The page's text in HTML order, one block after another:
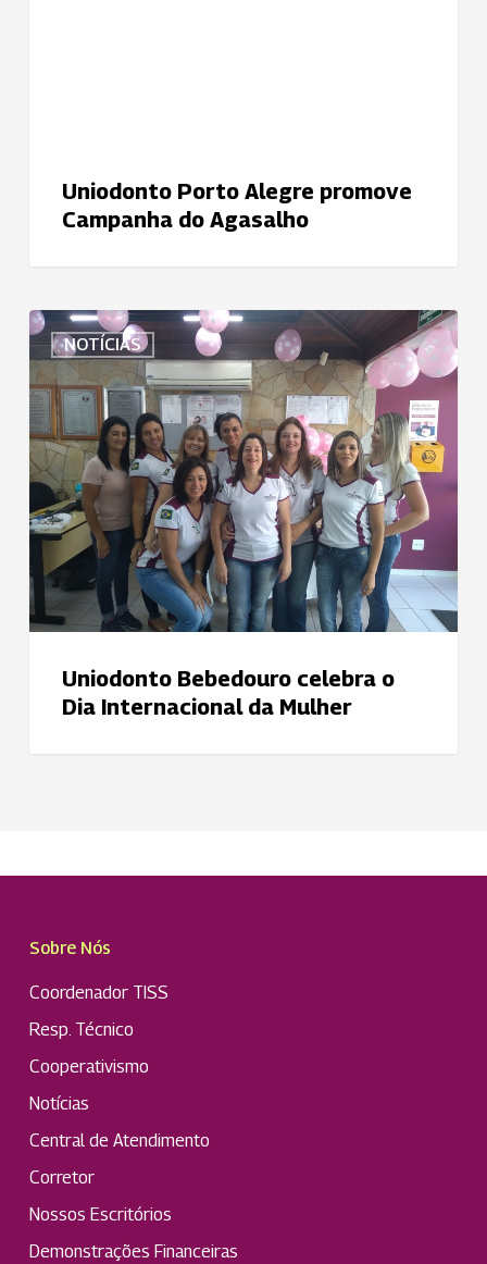
Uniodonto Porto Alegre promove
Campanha do Agasalho
NOTÍCIAS
Uniodonto
Bebedouro
celebra
o
Dia
Internacional
da
Mulher
Uniodonto Bebedouro celebra o
Dia Internacional da Mulher
Sobre Nós
Coordenador TISS
Resp. Técnico
Cooperativismo
Notícias
Central de Atendimento
Corretor
Nossos Escritórios
Demonstrações Financeiras